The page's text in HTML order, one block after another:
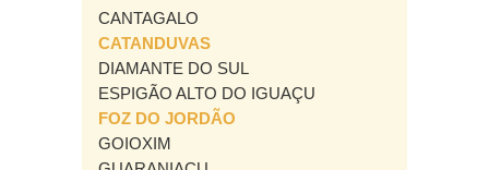
CANTAGALO
CATANDUVAS
DIAMANTE DO SUL
ESPIGÃO ALTO DO IGUAÇU
FOZ DO JORDÃO
GOIOXIM